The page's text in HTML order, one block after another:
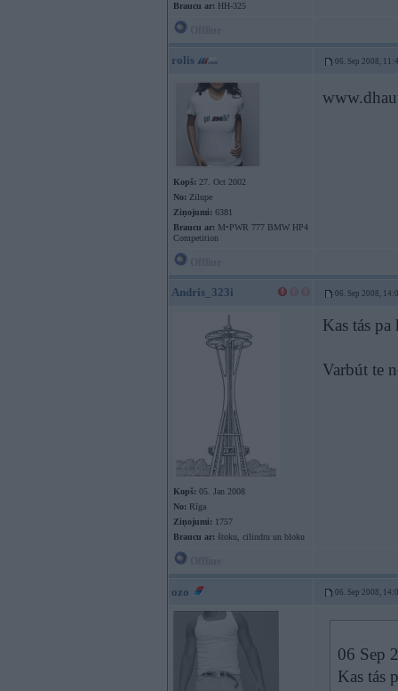
Braucu ar: HH-325
rolis 06. Sep 2008,
Kopš: 27. Oct 2002
No: Zilupe
Ziņojumi: 6381
Braucu ar: M•PWR 777 BMW HP4
Competition
Andris_323i 06. Sep 2008,
Kopš: 05. Jan 2008
No: Rīga
Ziņojumi: 1757
Braucu ar: štoku, cilindru un bloku
Kas tás
Varbút te
ozo 06. Sep 2008,
06 Sep
Kas tás